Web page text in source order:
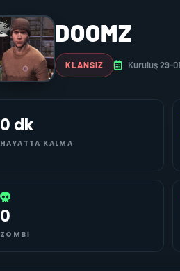
DOOMZ
KLANSIZ Kuruluş 29-
0 dk
HAYATTA KALMA
0
ZOMBI